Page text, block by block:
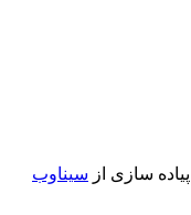
سازی از سیناوب